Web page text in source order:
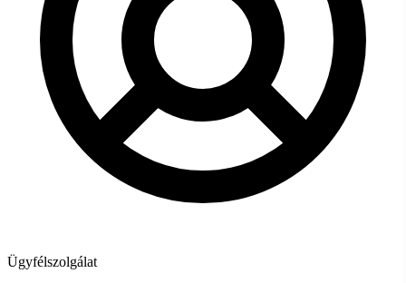
Ügyfélszolgálat